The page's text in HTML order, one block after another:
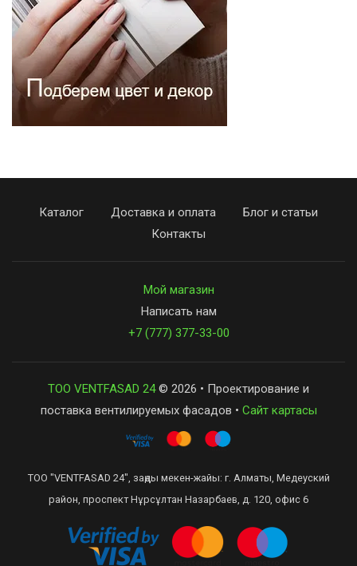
Каталог Доставка и оплата
Блог и статьи
Контакты
Мой магазин
Написать нам
+7 (777) 377-33-00
ТОО VENTFASAD 24© 2026 • Проектирование и
поставка вентилируемых фасадов • Сайт картасы
ТОО "VENTFASAD 24", заңды мекен-жайы: г. Алматы, Медеуский
район, проспект Нұрсұлтан Назарбаев, д. 120, офис 6